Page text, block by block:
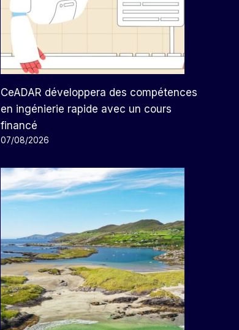
CeADAR développera des compétences
en ingénierie rapide avec un cours
financé
07/08/2026